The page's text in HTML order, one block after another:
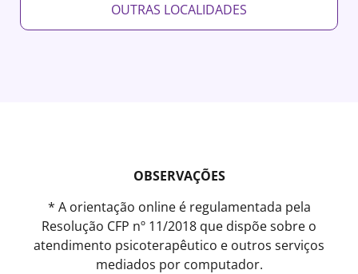
OUTRAS LOCALIDADES
OBSERVAÇÕES
* A orientação online é regulamentada pela
Resolução CFP nº 11/2018 que dispõe sobre o
atendimento psicoterapêutico e outros serviços
mediados por computador.